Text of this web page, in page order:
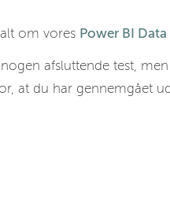
om vores Power BI
afsluttende test,
at du har gennemgået